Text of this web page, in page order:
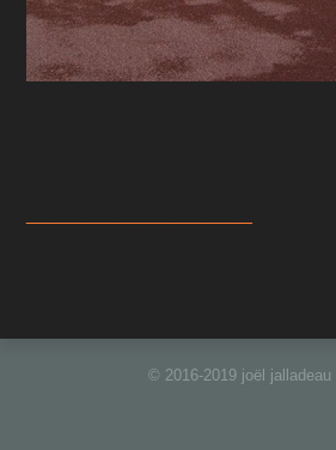
© 2016-2019 joël jalladeau